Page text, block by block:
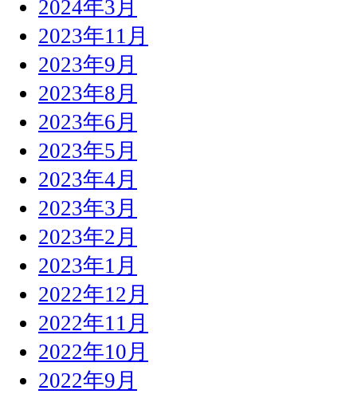
2024年3月
2023年11月
2023年9月
2023年8月
2023年6月
2023年5月
2023年4月
2023年3月
2023年2月
2023年1月
2022年12月
2022年11月
2022年10月
2022年9月